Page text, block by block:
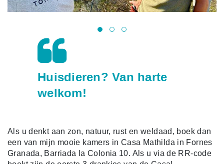
Huisdieren? Van harte
welkom!
Als u denkt aan zon, natuur, rust en weldaad, boek dan
een van mijn mooie kamers in Casa Mathilda in Fornes
Granada, Barriada la Colonia 10. Als u via de RR-code